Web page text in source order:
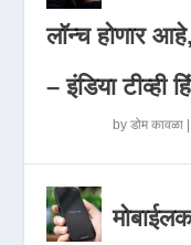
लॉन्च होणार
– इंडिया टीव्ही
byडोम कावळा